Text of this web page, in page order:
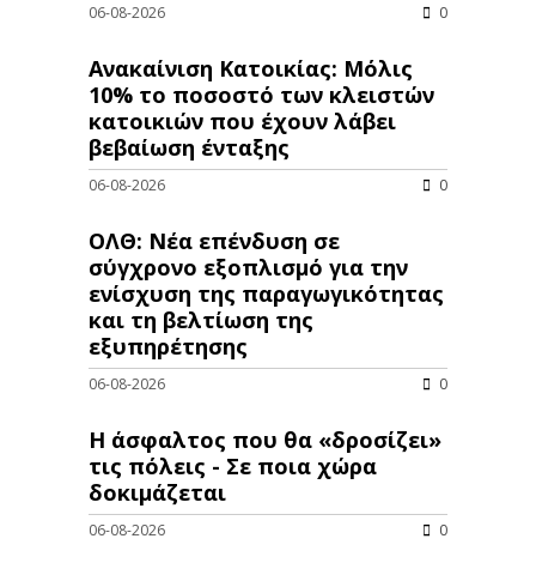
06-08-2026 0
Ανακαίνιση Κατοικίας: Μόλις
10% το ποσοστό των κλειστών
κατοικιών που έχουν λάβει
βεβαίωση ένταξης
06-08-2026 0
ΟΛΘ: Νέα επένδυση σε
σύγχρονο εξοπλισμό για την
ενίσχυση της παραγωγικότητας
και τη βελτίωση της
εξυπηρέτησης
06-08-2026 0
Η άσφαλτος που θα «δροσίζει»
τις πόλεις - Σε ποια χώρα
δοκιμάζεται
06-08-2026 0